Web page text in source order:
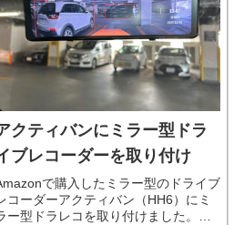
クティバンにミラー型ドラ
ブレコーダーを取り付け
で購入したミラー型のドライブ
コーダーアクティバン（HH6）にミ
ー型ドラレコを取り付けました。ク